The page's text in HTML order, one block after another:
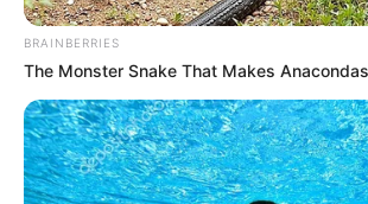
BRAINBERRIES
The Monster Snake That Makes